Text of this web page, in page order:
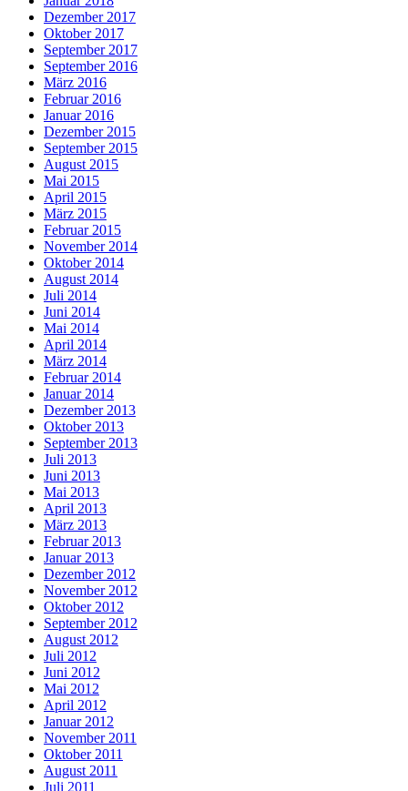
Dezember 2017
Oktober 2017
September 2017
September 2016
März 2016
Februar 2016
Januar 2016
Dezember 2015
September 2015
August 2015
Mai 2015
April 2015
März 2015
Februar 2015
November 2014
Oktober 2014
August 2014
Juli 2014
Juni 2014
Mai 2014
April 2014
März 2014
Februar 2014
Januar 2014
Dezember 2013
Oktober 2013
September 2013
Juli 2013
Juni 2013
Mai 2013
April 2013
März 2013
Februar 2013
Januar 2013
Dezember 2012
November 2012
Oktober 2012
September 2012
August 2012
Juli 2012
Juni 2012
Mai 2012
April 2012
Januar 2012
November 2011
Oktober 2011
August 2011
Juli 2011